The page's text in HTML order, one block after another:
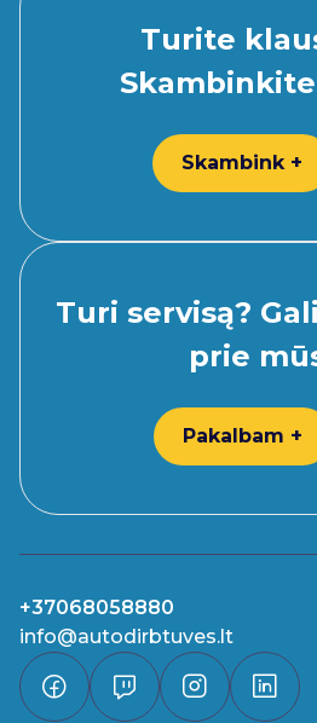
Turite
Skambink +
Turi servisą?
prie
Pakalbam +
+37068058880
info@autodirbtuves.lt